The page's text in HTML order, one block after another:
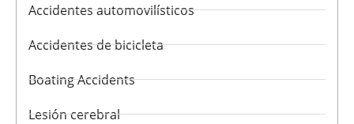
Accidentes automovilísticos
Accidentes de bicicleta
Boating Accidents
Lesión cerebral